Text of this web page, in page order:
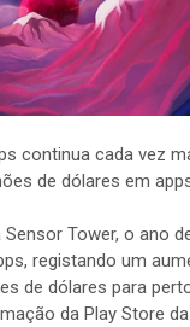
continua cada vez
de dólares em
Tower, o ano
registando um
de dólares para
da Play Store